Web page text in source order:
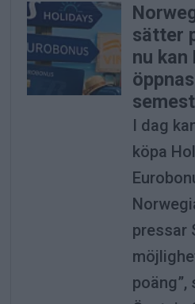
sätter
nu kan
I dag
köpa
pressar
poäng”,